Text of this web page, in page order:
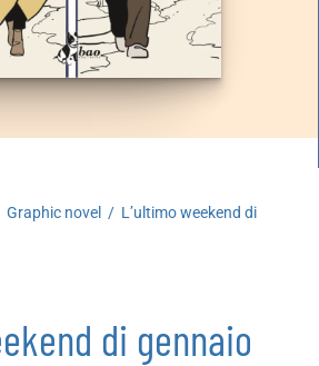
Graphic novel / L’ultimo weekend di
di gennaio